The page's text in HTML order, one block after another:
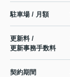
駐車場 / 月額
更新料 /
更新事務手数料
契約期間